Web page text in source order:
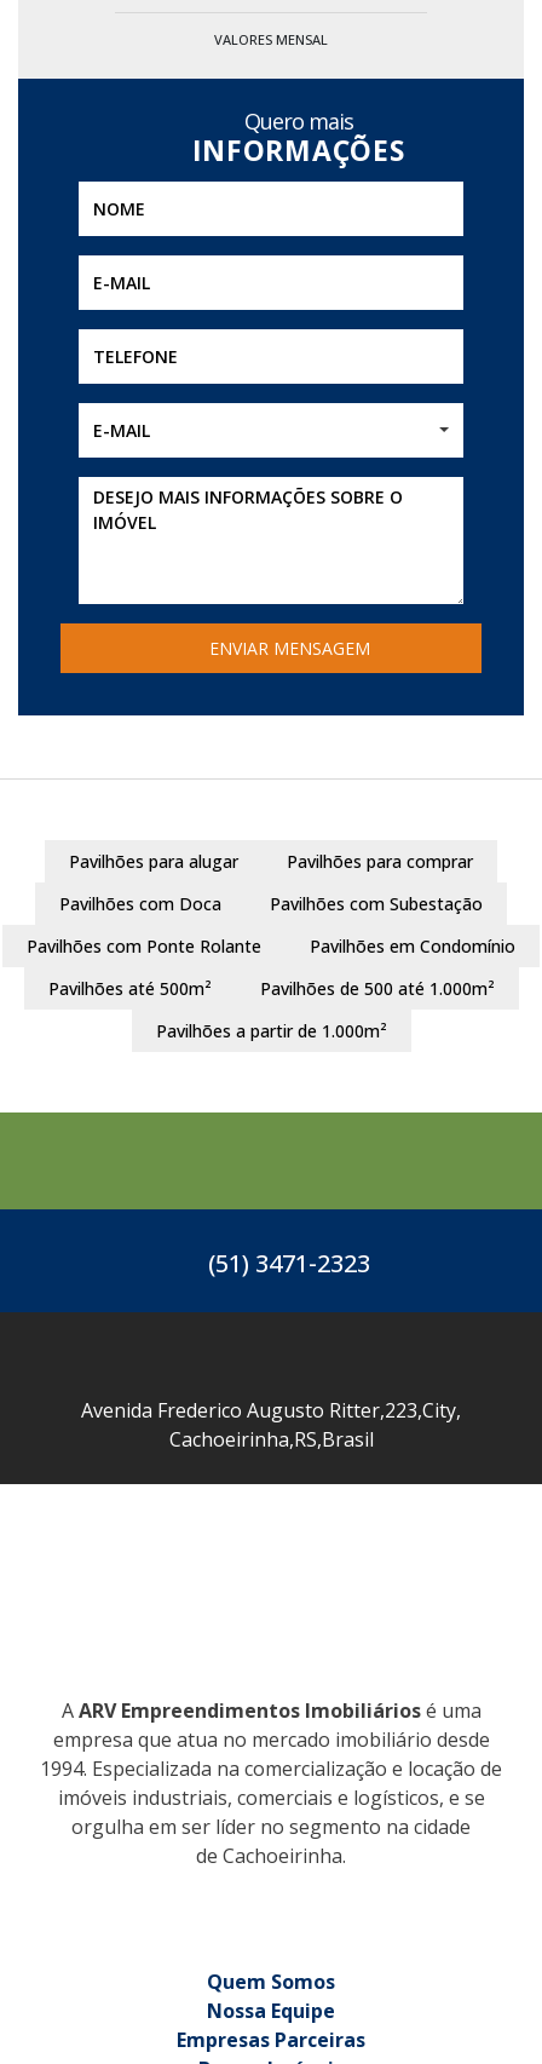
VALORES MENSAL
Quero mais
E-MAIL
Pavilhões para alugar
Pavilhões para comprar
Pavilhões com Doca
Pavilhões com Subestação
Pavilhões com Ponte Rolante
Pavilhões em Condomínio
Pavilhões até 500m²
Pavilhões de 500 até 1.000m²
Pavilhões a partir de 1.000m²
(51) 3471-2323
Avenida Frederico Augusto Ritter,223,City,
Cachoeirinha,RS,Brasil
AARV Empreendimentos Imobiliáriosé uma
empresa que atua no mercado imobiliário desde
1994. Especializada na comercialização e locação de
imóveis industriais, comerciais e logísticos, e se
orgulha em ser líder no segmento na cidade
de Cachoeirinha.
Quem Somos
Nossa Equipe
Empresas Parceiras